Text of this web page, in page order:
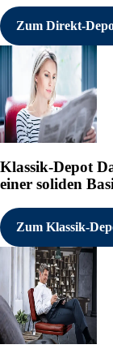
Zum Direkt-
Klassik-Depot
einer soliden
Zum Klassik-